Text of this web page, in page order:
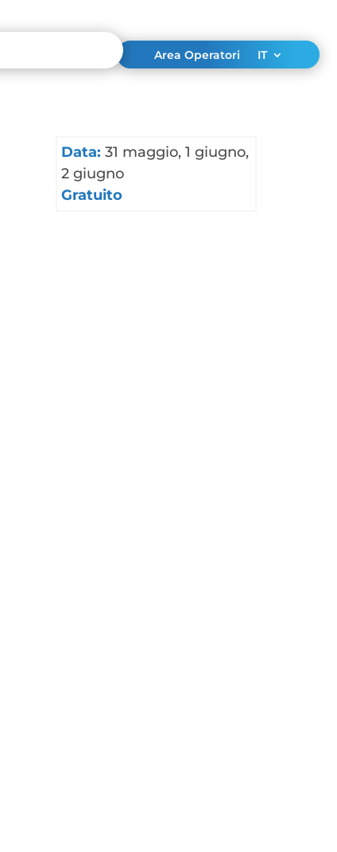
Area Operatori IT
Data: 31 maggio, 1 giugno,
2 giugno
Gratuito